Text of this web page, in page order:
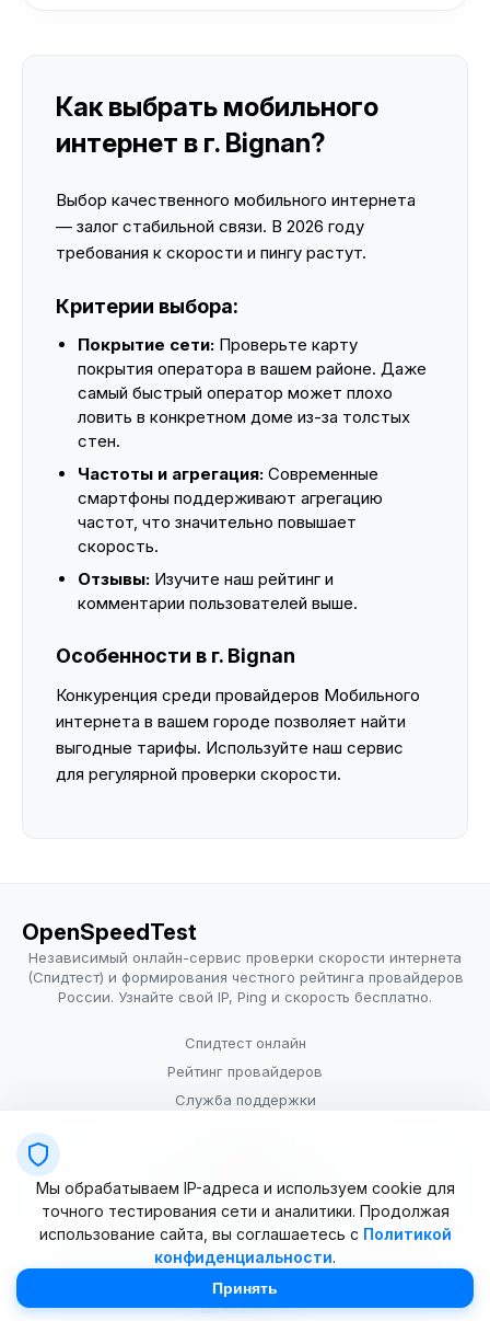
Как выбрать мобильного
интернет в г. Bignan?
Выбор качественного мобильного интернета
— залог стабильной связи. В 2026 году
требования к скорости и пингу растут.
Критерии выбора:
Покрытие сети: Проверьте карту
покрытия оператора в вашем районе. Даже
самый быстрый оператор может плохо
ловить в конкретном доме из-за толстых
стен.
Частоты и агрегация: Современные
смартфоны поддерживают агрегацию
частот, что значительно повышает
скорость.
Отзывы: Изучите наш рейтинг и
комментарии пользователей выше.
Особенности в г. Bignan
Конкуренция среди провайдеров Мобильного
интернета в вашем городе позволяет найти
выгодные тарифы. Используйте наш сервис
для регулярной проверки скорости.
OpenSpeedTest
Независимый онлайн-сервис проверки скорости интернета
(Спидтест) и формирования честного рейтинга провайдеров
России. Узнайте свой IP, Ping и скорость бесплатно.
Спидтест онлайн
Рейтинг провайдеров
Служба поддержки
Условия использования
© 2025–2026 OpenSpeedTest (ИП Долматова В.В.). Все права
Мы обрабатываем IP-адреса и используем cookie для
точного тестирования сети и аналитики. Продолжая
использование сайта, вы соглашаетесь с Политикой
конфиденциальности.
Принять